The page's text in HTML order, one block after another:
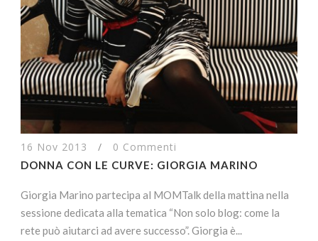
16 Nov 2013 / 0 Commenti
DONNA CON LE CURVE: GIORGIA MARINO
Giorgia Marino partecipa al MOMTalk della mattina nella
sessione dedicata alla tematica “Non solo blog: come la
rete può aiutarci ad avere successo”. Giorgia è...